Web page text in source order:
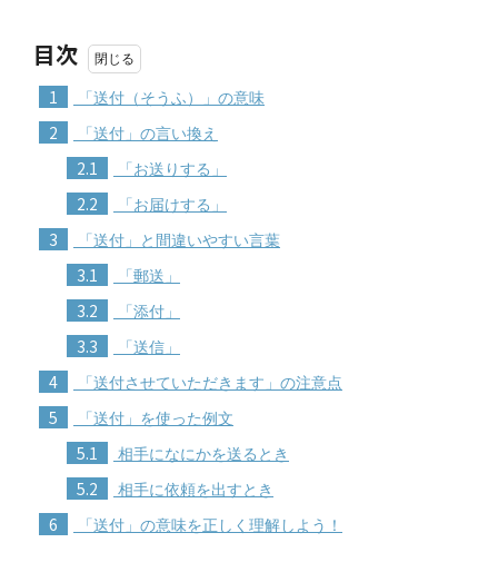
目次
1 「送付（そうふ）」の意味
2 「送付」の言い換え
2.1 「お送りする」
2.2 「お届けする」
3 「送付」と間違いやすい言葉
3.1 「郵送」
3.2 「添付」
3.3 「送信」
4 「送付させていただきます」の注意点
5 「送付」を使った例文
5.1 相手になにかを送るとき
5.2 相手に依頼を出すとき
6 「送付」の意味を正しく理解しよう！